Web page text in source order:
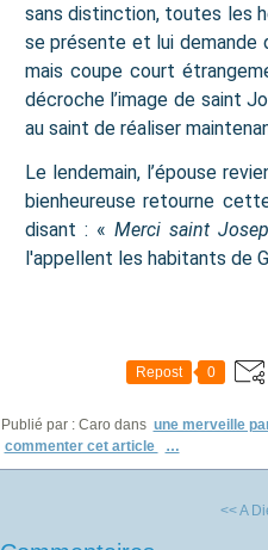
sans distinction, toutes les
se présente et lui demande
mais coupe court
décroche l’image de saint
au saint de réaliser
Le lendemain, l’épouse
bienheureuse retourne
disant : « Merci saint
l'appellent les habitants de
Repost 0
Publié par : Caro dans une merveille
commenter cet article
…
<< A